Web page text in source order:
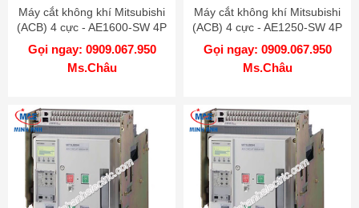
Máy cắt không khí Mitsubishi
(ACB) 4 cực - AE1600-SW 4P
1600A 65kA FIX
Gọi ngay: 0909.067.950
Ms.Châu
Máy cắt không khí Mitsubishi
(ACB) 4 cực - AE1250-SW 4P
1250A 65kA FIX
Gọi ngay: 0909.067.950
Ms.Châu